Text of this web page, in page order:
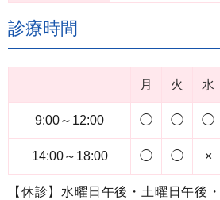
診療時間
月 火 水
9:00～12:00 ◯ ◯ ◯
14:00～18:00 ◯ ◯ ×
【休診】水曜日午後・土曜日午後